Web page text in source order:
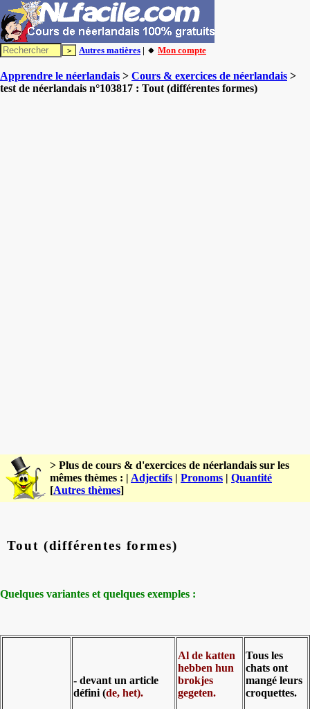
Autres matières | 🔸 Mon compte
Apprendre le néerlandais > Cours & exercices de néerlandais >
test de néerlandais n°103817 : Tout (différentes formes)
> Plus de cours & d'exercices de néerlandais sur les
mêmes thèmes : | Adjectifs | Pronoms | Quantité
[Autres thèmes]
Tout (différentes formes)
Quelques variantes et quelques exemples :
- devant un article
défini (de, het).
Al de katten
hebben hun
brokjes
gegeten.
Tous les
chats ont
mangé leurs
croquettes.